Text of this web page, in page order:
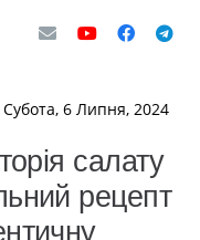
Субота, 6 Липня, 2024
салату
рецепт